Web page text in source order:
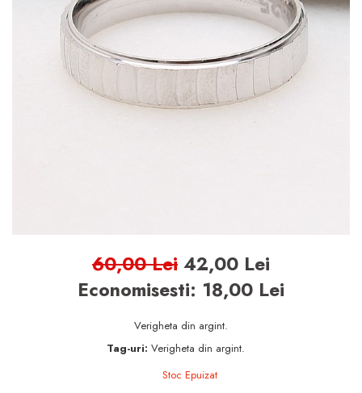
BIJUTERII ARGINT PENTRU
BARBATI
INELE ARGINT
marime reglabila
marimea 54
60,00 Lei 42,00 Lei
Economisesti: 18,00 Lei
Verigheta din argint.
Tag-uri: Verigheta din argint.
Stoc Epuizat